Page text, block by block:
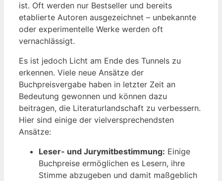
ist. Oft werden nur Bestseller und bereits
etablierte Autoren ausgezeichnet – unbekannte
oder experimentelle Werke werden oft
vernachlässigt.
Es ist jedoch Licht am Ende des Tunnels zu
erkennen. Viele neue Ansätze der
Buchpreisvergabe haben in letzter Zeit an
Bedeutung gewonnen und können dazu
beitragen, die Literaturlandschaft zu verbessern.
Hier sind einige der vielversprechendsten
Ansätze:
Leser- und Jurymitbestimmung: Einige
Buchpreise ermöglichen es Lesern, ihre
Stimme abzugeben und damit maßgeblich